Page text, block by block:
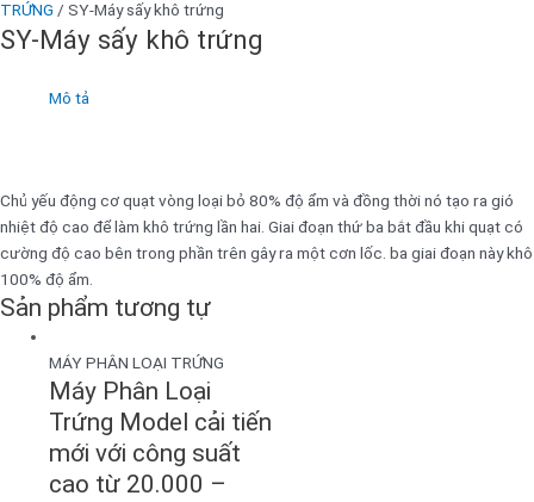
TRỨNG / SY-Máy sấy khô trứng
SY-Máy sấy khô trứng
Mô tả
Chủ yếu động cơ quạt vòng loại bỏ 80% độ ẩm và đồng thời nó tạo ra gió
nhiệt độ cao để làm khô trứng lần hai. Giai đoạn thứ ba bắt đầu khi quạt có
cường độ cao bên trong phần trên gây ra một cơn lốc. ba giai đoạn này khô
100% độ ẩm.
Sản phẩm tương tự
MÁY PHÂN LOẠI TRỨNG
Máy Phân Loại
Trứng Model cải tiến
mới với công suất
cao từ 20.000 –